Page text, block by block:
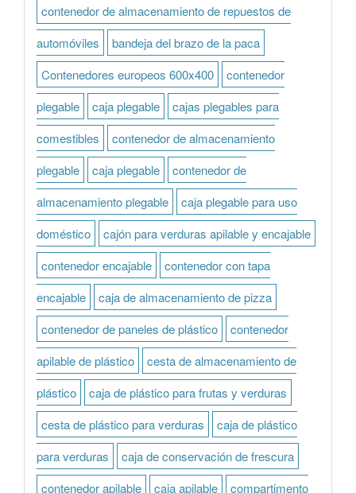
contenedor de almacenamiento de repuestos de
automóviles
bandeja del brazo de la paca
Contenedores europeos 600x400
contenedor
plegable
caja plegable
cajas plegables para
comestibles
contenedor de almacenamiento
plegable
caja plegable
contenedor de
almacenamiento plegable
caja plegable para uso
doméstico
cajón para verduras apilable y encajable
contenedor encajable
contenedor con tapa
encajable
caja de almacenamiento de pizza
contenedor de paneles de plástico
contenedor
apilable de plástico
cesta de almacenamiento de
plástico
caja de plástico para frutas y verduras
cesta de plástico para verduras
caja de plástico
para verduras
caja de conservación de frescura
contenedor apilable
caja apilable compartimento